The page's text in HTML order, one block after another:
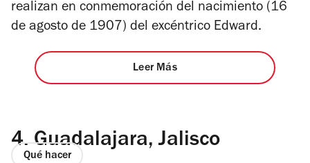
realizan en conmemoración del nacimiento (16
de agosto de 1907) del excéntrico Edward.
Leer Más
4. Guadalajara, Jalisco
Qué hacer